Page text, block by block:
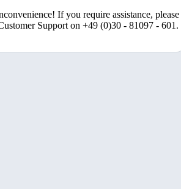
If you require assistance, please
Support on +49 (0)30 - 81097 - 601.